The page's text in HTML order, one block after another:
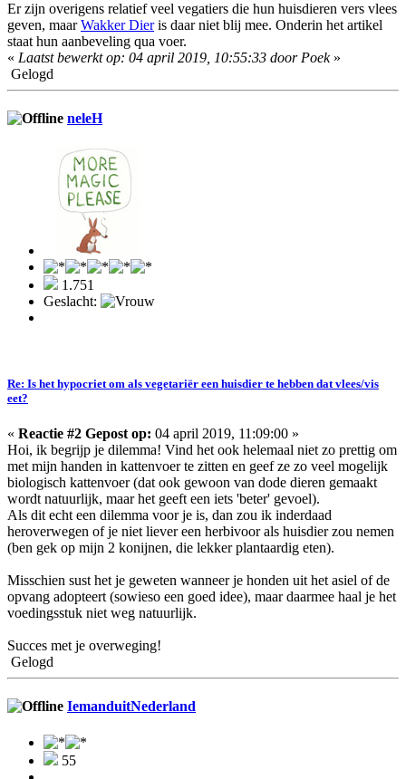
Er zijn overigens relatief veel vegatiers die hun huisdieren vers vlees
geven, maarWakker Dieris daar niet blij mee. Onderin het artikel
staat hun aanbeveling qua voer.
« Laatst bewerkt op: 04 april 2019, 10:55:33 door Poek»
Gelogd
neleH
1.751
Geslacht:
Re: Is het hypocriet om als vegetariër een huisdier te hebben dat vlees/vis
eet?
« Reactie #2 Gepost op: 04 april 2019, 11:09:00 »
Hoi, ik begrijp je dilemma! Vind het ook helemaal niet zo prettig om
met mijn handen in kattenvoer te zitten en geef ze zo veel mogelijk
biologisch kattenvoer (dat ook gewoon van dode dieren gemaakt
wordt natuurlijk, maar het geeft een iets 'beter' gevoel).
Als dit echt een dilemma voor je is, dan zou ik inderdaad
heroverwegen of je niet liever een herbivoor als huisdier zou nemen
(ben gek op mijn 2 konijnen, die lekker plantaardig eten).
Misschien sust het je geweten wanneer je honden uit het asiel of de
opvang adopteert (sowieso een goed idee), maar daarmee haal je het
voedingsstuk niet weg natuurlijk.
Succes met je overweging!
Gelogd
IemanduitNederland
55